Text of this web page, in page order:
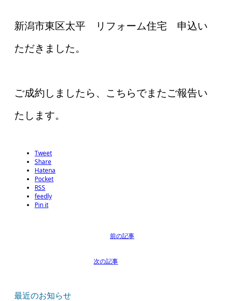
新潟市東区太平 リフォーム住宅 申込い
ただきました。
ご成約しましたら、こちらでまたご報告い
たします。
Tweet
Share
Hatena
Pocket
RSS
feedly
Pin it
最近のお知らせ